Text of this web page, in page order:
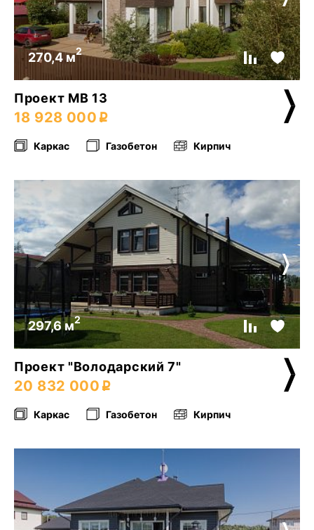
270,4 м2
Проект МВ 13
18 928 000
Каркас Газобетон Кирпич
297,6 м2
Проект "Володарский 7"
20 832 000
Каркас Газобетон Кирпич